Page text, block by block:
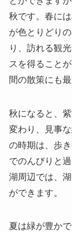
秋です。春に
が色とりどり
り、訪れる観
スを得ること
間の散策にも最
秋になると、
変わり、見事
の時期は、歩
でのんびりと
湖周辺では、
ができます。
夏は緑が豊か